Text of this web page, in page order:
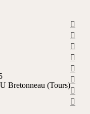
Bretonneau (Tours)